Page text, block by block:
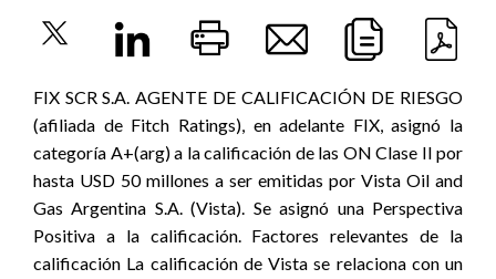
FIX SCR S.A. AGENTE DE CALIFICACIÓN DE RIESGO
(afiliada de Fitch Ratings), en adelante FIX, asignó la
categoría A+(arg) a la calificación de las ON Clase II por
hasta USD 50 millones a ser emitidas por Vista Oil and
Gas Argentina S.A. (Vista). Se asignó una Perspectiva
Positiva a la calificación. Factores relevantes de la
calificación La calificación de Vista se relaciona con un